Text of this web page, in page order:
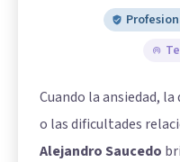
Cuando la ansiedad,
o las dificultades
Alejandro Saucedo